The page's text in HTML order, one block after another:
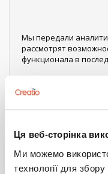
Ця веб-сторінка
Ми можемо
технології для
Мы передали
рассмотрят
функционала в
Вы можете
логику.
Для мобильной же
уровне код.